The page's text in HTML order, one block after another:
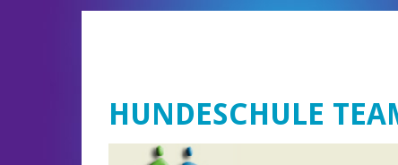
HUNDESCHULE